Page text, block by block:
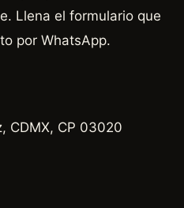
Llena el formulario que
por WhatsApp.
CDMX, CP 03020